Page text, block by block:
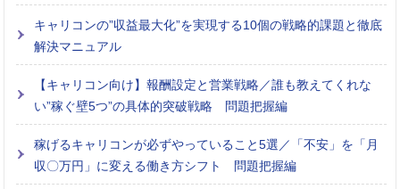
キャリコンの”収益最大化”を実現する10個の戦略的課題と徹底
解決マニュアル
【キャリコン向け】報酬設定と営業戦略／誰も教えてくれな
い”稼ぐ壁5つ”の具体的突破戦略 問題把握編
稼げるキャリコンが必ずやっていること5選／「不安」を「月
収〇万円」に変える働き方シフト 問題把握編